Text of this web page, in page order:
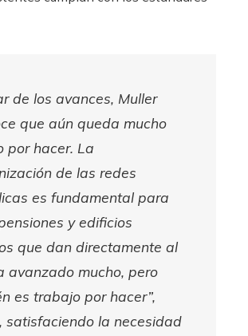
de los avances, Muller
que aún queda mucho
por hacer. La
de las redes
es fundamental para
y edificios
que dan directamente al
avanzado mucho, pero
es trabajo por hacer”,
satisfaciendo la necesidad